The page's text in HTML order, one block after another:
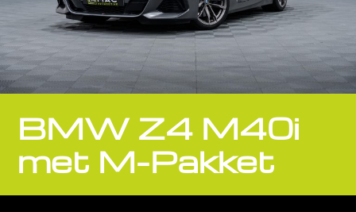
BMW Z4 M40i
met M-Pakket